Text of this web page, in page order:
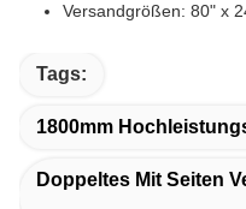
Versandgrößen: 80" x
Tags:
1800mm
Doppeltes Mit Seiten